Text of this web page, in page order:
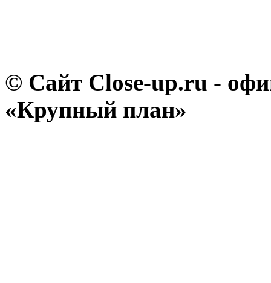
© Сайт Close-up.ru -
«Крупный план»